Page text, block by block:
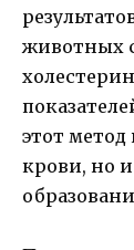
животных
этот
крови, но